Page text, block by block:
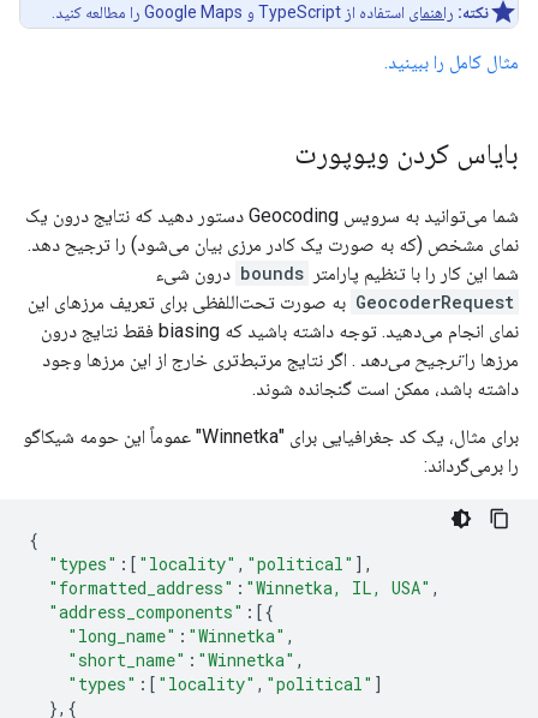
نکته: راهنمای استفاده از TypeScript و Google Maps را مطالعه کنید.
مثال کامل را ببینید.
بایاس کردن ویوپورت
شما می‌توانید به سرویس Geocoding دستور دهید که نتایج درون یک
نمای مشخص (که به صورت یک کادر مرزی بیان می‌شود) را ترجیح دهد.
شما این کار را با تنظیم پارامتر bounds درون شیء
GeocoderRequest به صورت تحت‌اللفظی برای تعریف مرزهای این
نمای انجام می‌دهید. توجه داشته باشید که biasing فقط نتایج درون
مرزها راترجیح می‌دهد . اگر نتایج مرتبط‌تری خارج از این مرزها وجود
داشته باشد، ممکن است گنجانده شوند.
برای مثال، یک کد جغرافیایی برای "Winnetka" عموماً این حومه شیکاگو
را برمی‌گرداند:
{
"types" : [ "locality" , "political" ],
"formatted_address" : "Winnetka, IL, USA" ,
"address_components" : [{
"long_name" : "Winnetka" ,
"short_name" : "Winnetka" ,
"types" : [ "locality" , "political" ]
},{